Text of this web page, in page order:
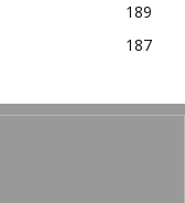
189
187